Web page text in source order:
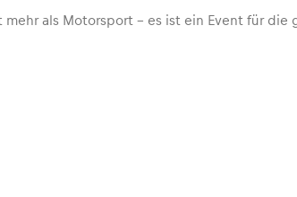
als Motorsport – es ist ein Event für die